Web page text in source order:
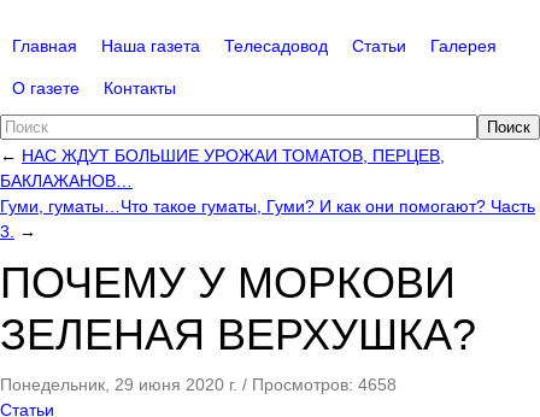
Главная Наша газета Телесадовод Статьи Галерея
О газете Контакты
Поиск
← НАС ЖДУТ БОЛЬШИЕ УРОЖАИ ТОМАТОВ, ПЕРЦЕВ,
БАКЛАЖАНОВ…
Гуми, гуматы…Что такое гуматы, Гуми? И как они помогают? Часть
3.
→
ПОЧЕМУ У МОРКОВИ
ЗЕЛЕНАЯ ВЕРХУШКА?
Понедельник, 29 июня 2020 г. / Просмотров: 4658
Статьи